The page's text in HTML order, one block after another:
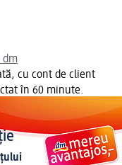
dm
cu cont de client
în 60 minute.